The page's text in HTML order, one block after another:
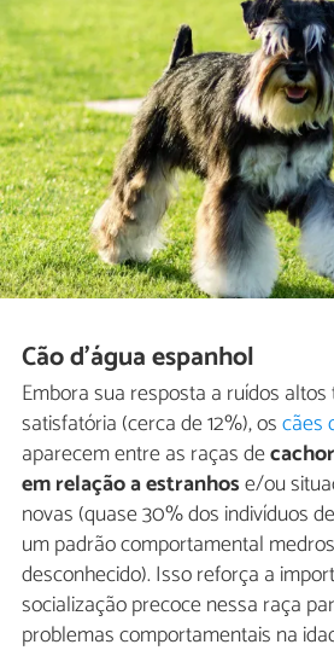
Cão d'água espanhol
Embora sua resposta a ruídos
satisfatória (cerca de 12%), oscães
aparecem entre as raças de
em relação a estranhose/ou
novas (quase 30% dos indivíduos
um padrão comportamental
desconhecido). Isso reforça a
socialização precoce nessa raça
problemas comportamentais na